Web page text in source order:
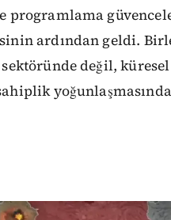
programlama
ardından geldi.
sektöründe değil,